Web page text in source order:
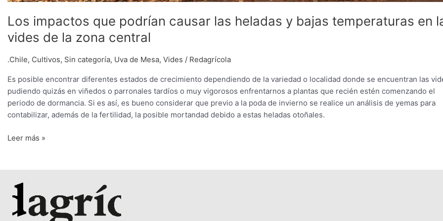
Los impactos que podrían causar las heladas y bajas temperaturas en
vides de la zona central
.Chile, Cultivos, Sin categoría, Uva de Mesa, Vides / Redagrícola
Es posible encontrar diferentes estados de crecimiento dependiendo de la variedad o localidad donde se encuentran las
pudiendo quizás en viñedos o parronales tardíos o muy vigorosos enfrentarnos a plantas que recién estén comenzando el
periodo de dormancia. Si es así, es bueno considerar que previo a la poda de invierno se realice un análisis de yemas para
contabilizar, además de la fertilidad, la posible mortandad debido a estas heladas otoñales.
Leer más »